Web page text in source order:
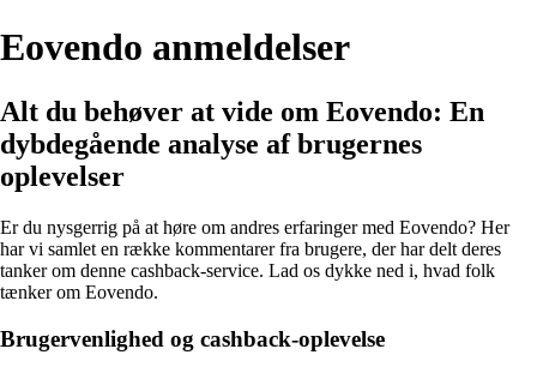
Eovendo anmeldelser
Alt du behøver at vide om Eovendo: En
dybdegående analyse af brugernes
oplevelser
Er du nysgerrig på at høre om andres erfaringer med Eovendo? Her
har vi samlet en række kommentarer fra brugere, der har delt deres
tanker om denne cashback-service. Lad os dykke ned i, hvad folk
tænker om Eovendo.
Brugervenlighed og cashback-oplevelse